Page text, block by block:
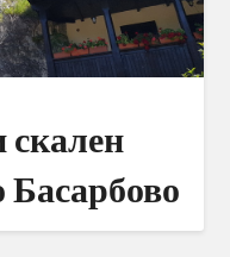
скален
Басарбово